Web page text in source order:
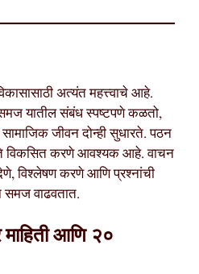
अत्यंत महत्त्वाचे आहे.
समज यातील संबंध स्पष्टपणे कळतो,
जीवन दोन्ही सुधारते. पठन
विकसित करणे आवश्यक आहे. वाचन
देणे, विश्लेषण करणे आणि प्रश्नांची
समज वाढवतात.
आणि २०